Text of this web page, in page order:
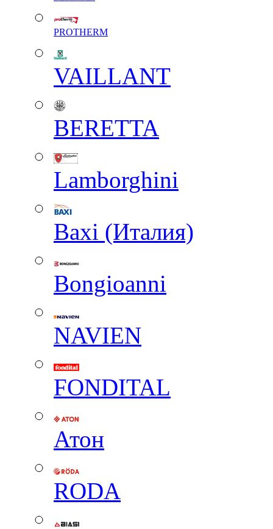
PROTHERM
VAILLANT
BERETTA
Lamborghini
Baxi (Италия)
Вongioanni
NAVIEN
FONDITAL
Атон
RODA